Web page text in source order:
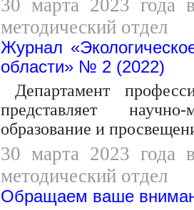
30 марта 2023 года
методический отдел
Журнал
области» № 2 (2022)
Департамент
представляет
образование и
30 марта 2023 года
методический отдел
Обращаем ваше